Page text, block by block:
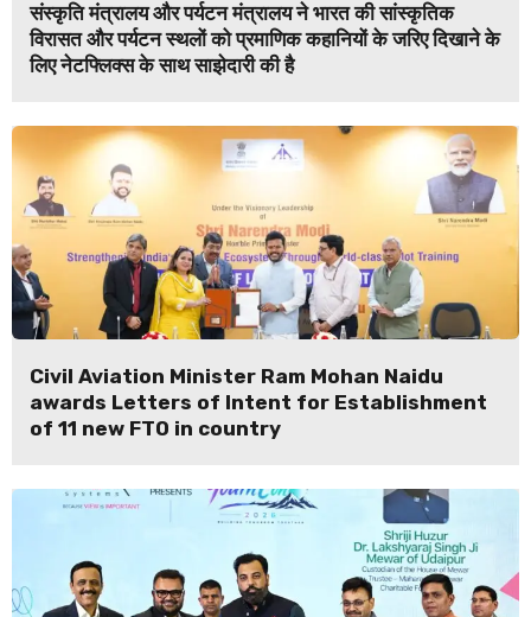
संस्कृति मंत्रालय और पर्यटन मंत्रालय ने भारत की सांस्कृतिक
विरासत और पर्यटन स्थलों को प्रमाणिक कहानियों के जरिए दिखाने के
लिए नेटफ्लिक्स के साथ साझेदारी की है
Civil Aviation Minister Ram Mohan Naidu
awards Letters of Intent for Establishment
of 11 new FTO in country